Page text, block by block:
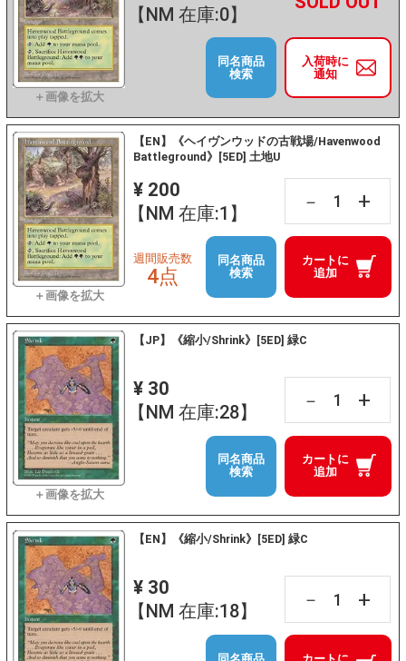
【NM 在庫:0】
入荷時に
通知
同名商品
検索
【EN】《ヘイヴンウッドの古戦場/Havenwood
Battleground》[5ED] 土地U
¥ 200
【NM 在庫:1】
－ +
カートに
追加
週間販売数
4点
同名商品
検索
【JP】《縮小/Shrink》[5ED] 緑C
¥ 30
【NM 在庫:28】
－ +
カートに
追加
同名商品
検索
【EN】《縮小/Shrink》[5ED] 緑C
¥ 30
【NM 在庫:18】
－ +